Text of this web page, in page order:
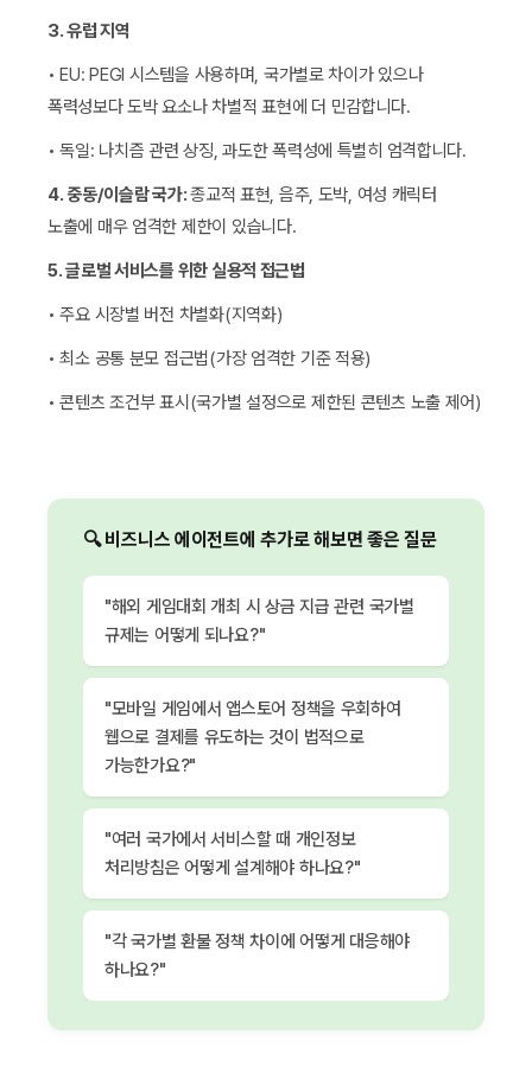
3. 유럽 지역
• EU: PEGI 시스템을 사용하며, 국가별로 차이가 있으나
폭력성보다 도박 요소나 차별적 표현에 더 민감합니다.
• 독일: 나치즘 관련 상징, 과도한 폭력성에 특별히 엄격합니다.
4. 중동/이슬람 국가:종교적 표현, 음주, 도박, 여성 캐릭터
노출에 매우 엄격한 제한이 있습니다.
5. 글로벌 서비스를 위한 실용적 접근법
• 주요 시장별 버전 차별화(지역화)
• 최소 공통 분모 접근법(가장 엄격한 기준 적용)
• 콘텐츠 조건부 표시(국가별 설정으로 제한된 콘텐츠 노출 제어)
🔍 비즈니스 에이전트에 추가로 해보면 좋은 질문
"해외 게임대회 개최 시 상금 지급 관련 국가별
규제는 어떻게 되나요?"
"모바일 게임에서 앱스토어 정책을 우회하여
웹으로 결제를 유도하는 것이 법적으로
가능한가요?"
"여러 국가에서 서비스할 때 개인정보
처리방침은 어떻게 설계해야 하나요?"
"각 국가별 환불 정책 차이에 어떻게 대응해야
하나요?"